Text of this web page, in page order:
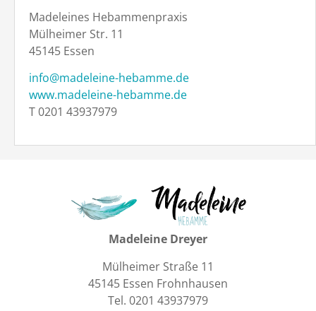
Madeleines Hebammenpraxis
Mülheimer Str. 11
45145 Essen
info@madeleine-hebamme.de
www.madeleine-hebamme.de
T 0201 43937979
Madeleine Dreyer
Mülheimer Straße 11
45145 Essen Frohnhausen
Tel. 0201 43937979